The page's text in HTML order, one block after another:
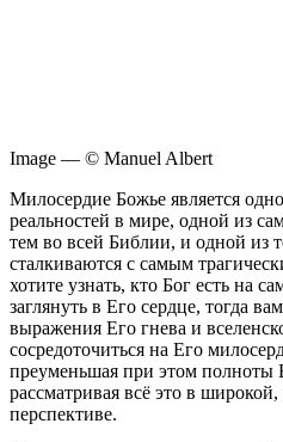
Image — © Manuel Albert
Милосердие Божье является
реальностей в мире, одной из
тем во всей Библии, и одной из
сталкиваются с самым
хотите узнать, кто Бог есть на
заглянуть в Его сердце, тогда
выражения Его гнева и
сосредоточиться на Его
преуменьшая при этом полноты
рассматривая всё это в
перспективе.